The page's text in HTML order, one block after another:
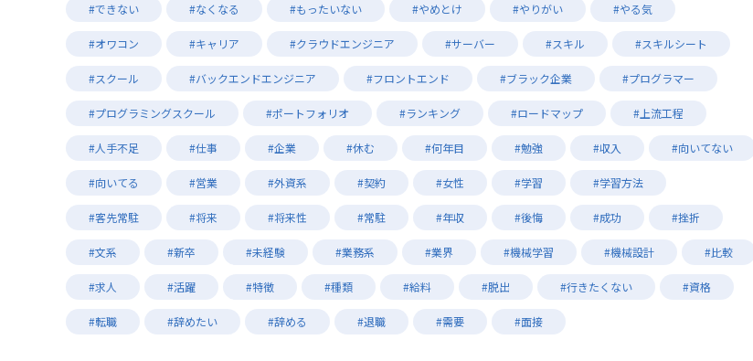
#できない #なくなる #もったいない #やめとけ #やりがい #やる気
#オワコン #キャリア #クラウドエンジニア #サーバー #スキル #スキルシート
#スクール #バックエンドエンジニア #フロントエンド #ブラック企業 #プログラマー
#プログラミングスクール #ポートフォリオ #ランキング #ロードマップ #上流工程
#人手不足 #仕事 #企業 #休む #何年目 #勉強 #収入 #向いてない
#向いてる #営業 #外資系 #契約 #女性 #学習 #学習方法
#客先常駐 #将来 #将来性 #常駐 #年収 #後悔 #成功 #挫折
#文系 #新卒 #未経験 #業務系 #業界 #機械学習 #機械設計 #比較
#求人 #活躍 #特徴 #種類 #給料 #脱出 #行きたくない #資格
#転職 #辞めたい #辞める #退職 #需要 #面接